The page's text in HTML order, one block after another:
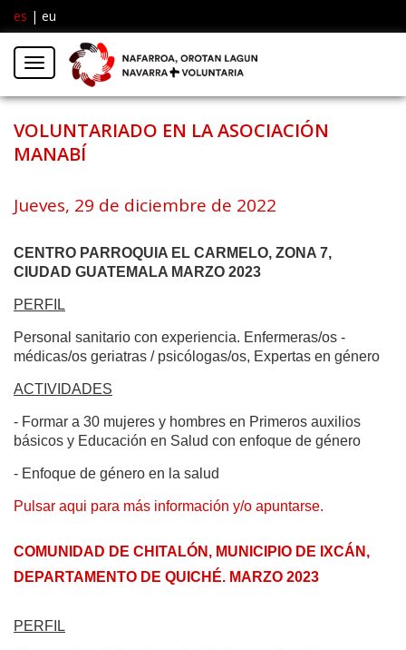
es | eu
Menú
VOLUNTARIADO EN LA ASOCIACIÓN
MANABÍ
Jueves, 29 de diciembre de 2022
CENTRO PARROQUIA EL CARMELO, ZONA 7,
CIUDAD GUATEMALA MARZO 2023
PERFIL
Personal sanitario con experiencia. Enfermeras/os -
médicas/os geriatras / psicólogas/os, Expertas en género
ACTIVIDADES
- Formar a 30 mujeres y hombres en Primeros auxilios
básicos y Educación en Salud con enfoque de género
- Enfoque de género en la salud
Pulsar aqui para más información y/o apuntarse.
COMUNIDAD DE CHITALÓN, MUNICIPIO DE IXCÁN,
DEPARTAMENTO DE QUICHÉ. MARZO 2023
PERFIL